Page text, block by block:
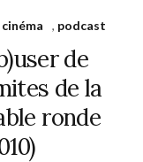
, podcast
de
de la
ronde